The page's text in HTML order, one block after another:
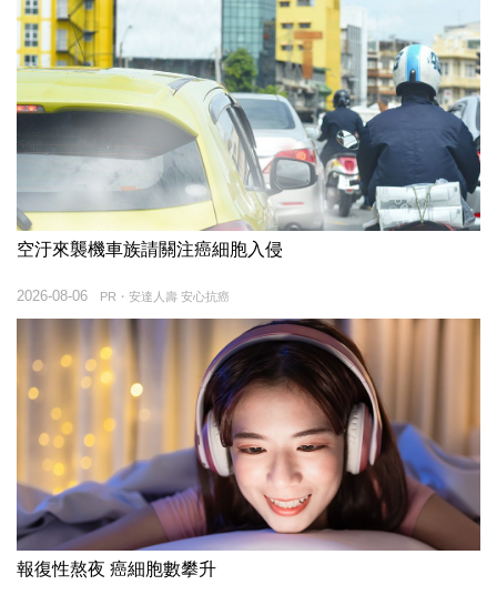
空汙來襲機車族請關注癌細胞入侵
PR・安達人壽 安心抗癌
2026-08-06
報復性熬夜 癌細胞數攀升